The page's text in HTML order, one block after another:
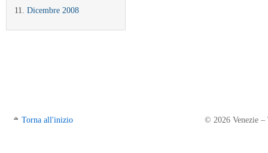
Dicembre 2008
Torna all'inizio © 2026 Venezie